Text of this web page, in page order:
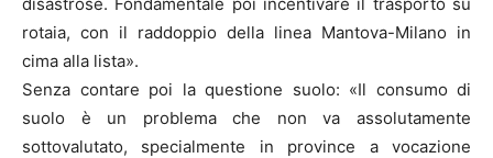
rotaia, con il raddoppio della linea Mantova-Milano in
cima alla lista».
Senza contare poi la questione suolo: «Il consumo di
suolo è un problema che non va assolutamente
sottovalutato, specialmente in province a vocazione